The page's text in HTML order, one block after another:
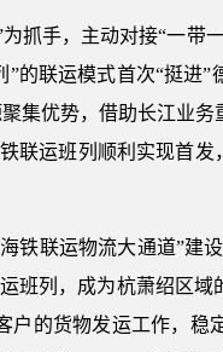
抓手，主动对接“一带
的联运模式首次“挺进
集优势，借助长江业
联运班列顺利实现首发
铁联运物流大通道”建
班列，成为杭萧绍区
的货物发运工作，稳